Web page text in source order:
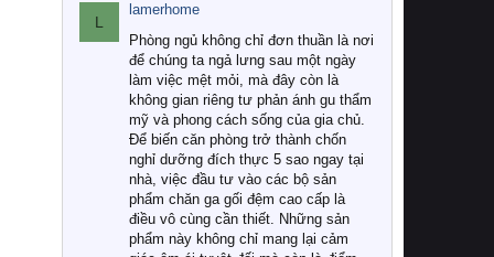
L
lamerhome
Phòng ngủ không chỉ đơn thuần là nơi
để chúng ta ngả lưng sau một ngày
làm việc mệt mỏi, mà đây còn là
không gian riêng tư phản ánh gu thẩm
mỹ và phong cách sống của gia chủ.
Để biến căn phòng trở thành chốn
nghỉ dưỡng đích thực 5 sao ngay tại
nhà, việc đầu tư vào các bộ sản
phẩm chăn ga gối đệm cao cấp là
điều vô cùng cần thiết. Những sản
phẩm này không chỉ mang lại cảm